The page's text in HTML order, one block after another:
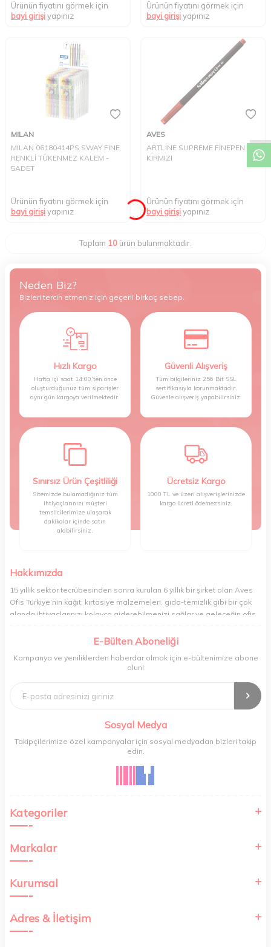
WhtsappDeseHatt
Ürünün fiyatını görmek için
bayi girişiyapınız
Ürünün fiyatını görmek için
bayi girişiyapınız
MILAN
MILAN 06180414PS SWAY FINE
RENKLİ TÜKENMEZ KALEM -
5ADET
Ürünün fiyatını görmek için
bayi girişiyapınız
AVES
ARTLİNE SUPREME FİNEPEN
KIRMIZI
Ürünün fiyatını görmek için
bayi girişiyapınız
Toplam 10 ürün bulunmaktadır.
Neden Biz?
Bizleri tercih etmeniz için geçerli birkaç sebep.
Hızlı Kargo
Hafta içi saat 14:00’ten önce
oluşturduğunuz tüm siparişler
aynı gün kargoya verilmektedir.
Güvenli Alışveriş
Tüm bilgileriniz 256 Bit SSL
sertifikasıyla korunmaktadır.
Güvenle alışveriş yapabilirsiniz.
Sınırsız Ürün Çeşitliliği
Sitemizde bulamadığınız tüm
ihtiyaçlarınızı müşteri
temsilcilerimize ulaşarak
dakikalar içinde satın
alabilirsiniz.
Ücretsiz Kargo
1000 TL ve üzeri alışverişlerinizde
kargo ücreti ödemezsiniz.
Hakkımızda
15 yıllık sektör tecrübesinden sonra kurulan 6 yıllık bir şirket olan Aves
Ofis Türkiye’nin kağıt, kırtasiye malzemeleri, gıda-temizlik gibi bir çok
alanda ihtiyaçlarınızı kolayca giderebilmenizi sağlar ve geleceğin ofis
veya yaşam alanınızın tüm ihtiyaçlarını yüksek kalitedeki ürünleriyle
şirket ve işyeri yönetimini her zamankinden daha profesyonel bir hâle
tedarik edebilmenizi sağlar.
E-Bülten Aboneliği
Kampanya ve yeniliklerden haberdar olmak için e-bültenimize abone
olun!
Sosyal Medya
Takipçilerimize özel kampanyalar için sosyal medyadan bizleri takip
edin.
Kategoriler
Markalar
Kurumsal
Adres & İletişim